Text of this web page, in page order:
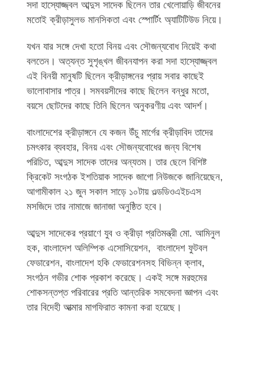
সদা হাস্যোজ্জ্বল আব্দুস সাদেক ছিলেন তার খেলোয়াড়ি জীবনের
মতোই ক্রীড়াসুলভ মানসিকতা এবং স্পোর্টিং অ্যাটিটিউড নিয়ে।
যখন যার সঙ্গে দেখা হতো বিনয় এবং সৌজন্যবোধ নিয়েই কথা
বলতেন। অত্যন্ত সুশৃঙ্খল জীবনযাপন করা সদা হাস্যোজ্জ্বল
এই বিনয়ী মানুষটি ছিলেন ক্রীড়াঙ্গনের প্রায় সবার কাছেই
ভালোবাসার পাত্র। সমবয়সীদের কাছে ছিলেন বন্ধুর মতো,
বয়সে ছোটদের কাছে তিনি ছিলেন অনুকরণীয় এবং আদর্শ।
বাংলাদেশের ক্রীড়াঙ্গনে যে কজন উঁচু মার্গের ক্রীড়াবিদ তাদের
চমৎকার ব্যবহার, বিনয় এবং সৌজন্যবোধের জন্য বিশেষ
পরিচিত, আব্দুস সাদেক তাদের অন্যতম। তার ছেলে বিশিষ্ট
ক্রিকেট সংগঠক ইশতিয়াক সাদেক জাগো নিউজকে জানিয়েছেন,
আগামীকাল ২১ জুন সকাল সাড়ে ১০টায় ওল্ডডিওএইচএস
মসজিদে তার নামাজে জানাজা অনুষ্ঠিত হবে।
আব্দুস সাদেকের প্রয়াণে যুব ও ক্রীড়া প্রতিমন্ত্রী মো. আমিনুল
হক, বাংলাদেশ অলিম্পিক এসোসিয়েশন, বাংলাদেশ ফুটবল
ফেডারেশন, বাংলাদেশ হকি ফেডারেশনসহ বিভিন্ন ক্লাব,
সংগঠন গভীর শোক প্রকাশ করেছে। একই সঙ্গে মরহুমের
শোকসন্তপ্ত পরিবারের প্রতি আন্তরিক সমবেদনা জ্ঞাপন এবং
তার বিদেহী আত্মার মাগফিরাত কামনা করা হয়েছে।